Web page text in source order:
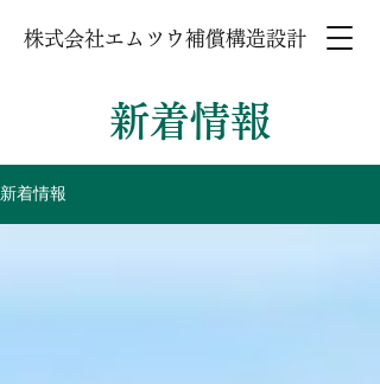
株式会社エムツウ補償構造設計
新着情報
新着情報